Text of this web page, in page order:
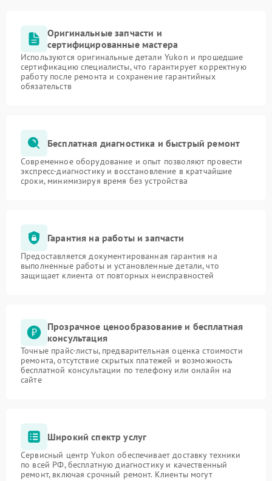
Оригинальные запчасти и
сертифицированные мастера
Используются оригинальные детали Yukon и прошедшие
сертификацию специалисты, что гарантирует корректную
работу после ремонта и сохранение гарантийных
обязательств
Бесплатная диагностика и быстрый ремонт
Современное оборудование и опыт позволяют провести
экспресс-диагностику и восстановление в кратчайшие
сроки, минимизируя время без устройства
Гарантия на работы и запчасти
Предоставляется документированная гарантия на
выполненные работы и установленные детали, что
защищает клиента от повторных неисправностей
Прозрачное ценообразование и бесплатная
консультация
Точные прайс-листы, предварительная оценка стоимости
ремонта, отсутствие скрытых платежей и возможность
бесплатной консультации по телефону или онлайн на
сайте
Широкий спектр услуг
Сервисный центр Yukon обеспечивает доставку техники
по всей РФ, бесплатную диагностику и качественный
ремонт, включая срочный ремонт. Клиенты могут